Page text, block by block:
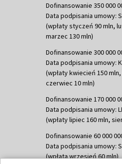
Dofinansowanie 350 000
Data podpisania umowy:
(wpłaty styczeń 90 mln,
marzec 130 mln)
Dofinansowanie 300 000
Data podpisania umowy:
(wpłaty kwiecień 150
czerwiec 10 mln)
Dofinansowanie 170 000
Data podpisania umowy:
(wpłaty lipiec 160 mln,
Dofinansowanie 60 000
Data podpisania umowy:
(wpłata wrzesień 60 mln)